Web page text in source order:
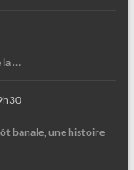
la …
banale, une histoire